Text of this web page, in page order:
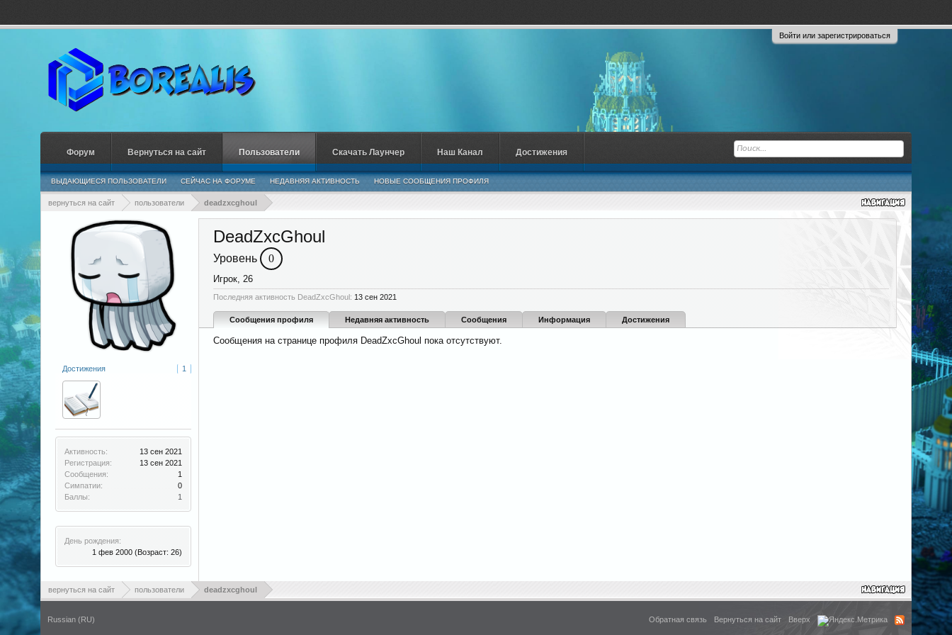
Войти или зарегистрироваться
вернуться на сайт пользователи deadzxcghoul
Достижения 1
Активность:
13 сен 2021
Регистрация:
13 сен 2021
Сообщения:
1
Симпатии:
0
Баллы:
1
День рождения:
1 фев 2000 (Возраст: 26)
DeadZxcGhoul
Уровень 0
Игрок, 26
Последняя активность DeadZxcGhoul: 13 сен 2021
Сообщения профиля Недавняя активность Сообщения Информация Достижения
Сообщения на странице профиля DeadZxcGhoul пока отсутствуют.
вернуться на сайт пользователи deadzxcghoul
Форум Вернуться на сайт Пользователи
ВЫДАЮЩИЕСЯ ПОЛЬЗОВАТЕЛИ СЕЙЧАС НА ФОРУМЕ НЕДАВНЯЯ АКТИВНОСТЬ НОВЫЕ СООБЩЕНИЯ ПРОФИЛЯ
Скачать Лаунчер Наш Канал Достижения
Russian (RU) Обратная связь Вернуться на сайт Вверх